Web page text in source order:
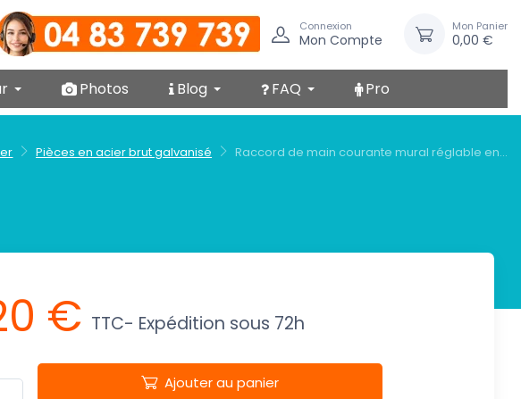
Connexion
Mon Compte
Mon Panier
0,00 €
Photos Blog FAQ Pro
Pièces en acier brut galvanisé Raccord de main courante mural réglable en...
€ TTC- Expédition sous 72h
Ajouter au panier